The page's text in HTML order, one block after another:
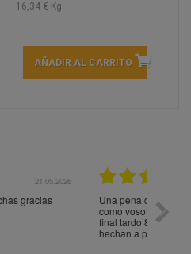
16,34 € Kg
AÑADIR AL CARRITO
15.05.2026
envio no sea tan bueno
vienen dentro de 4 dias y al
que no pedí cosas que se